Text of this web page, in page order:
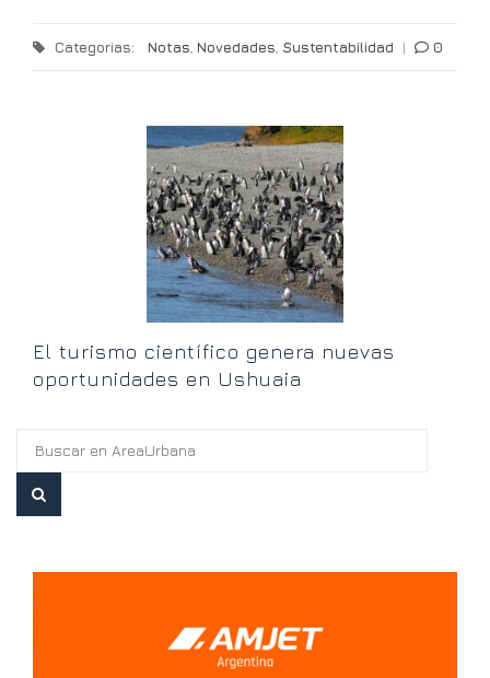
Categorias: Notas Novedades Sustentabilidad | 0
El turismo científico genera nuevas
oportunidades en Ushuaia